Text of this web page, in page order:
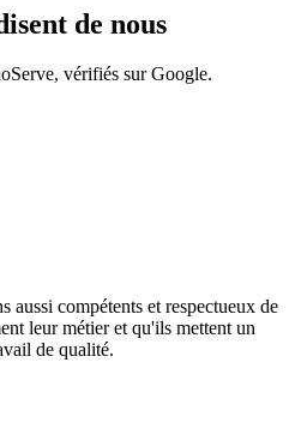
de nous
vérifiés sur Google.
aussi compétents et respectueux de
leur métier et qu'ils mettent un
de qualité.